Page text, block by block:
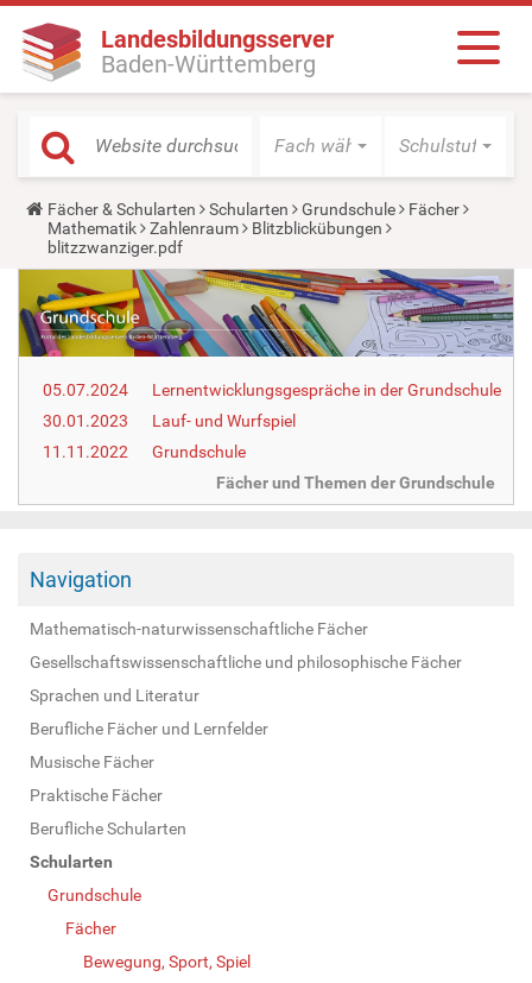
Landesbildungsserver
Baden-Württemberg
Fach wählen Schulstufe
Y
o
u
a
e
h
e
r
:
Fächer & Schularten Schularten Grundschule
Fächer
Mathematik
Zahlenraum
Blitzblickübungen
blitzzwanziger.pdf
05.07.2024
Lernentwicklungsgespräche in der Grundschule
30.01.2023
Lauf- und Wurfspiel
11.11.2022
Grundschule
Fächer und Themen der Grundschule
Navigation
Mathematisch-naturwissenschaftliche Fächer
Gesellschaftswissenschaftliche und philosophische Fächer
Sprachen und Literatur
Berufliche Fächer und Lernfelder
Musische Fächer
Praktische Fächer
Berufliche Schularten
Schularten
Grundschule
Fächer
Bewegung, Sport, Spiel